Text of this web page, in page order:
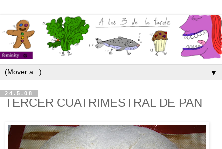
▼
24.5.08
TERCER CUATRIMESTRAL DE PAN